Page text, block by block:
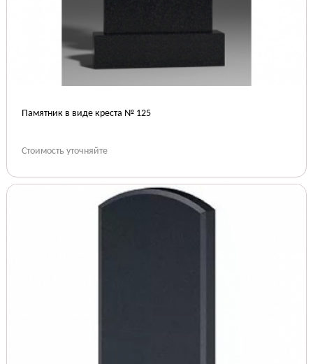
Памятник в виде креста № 125
Стоимость уточняйте